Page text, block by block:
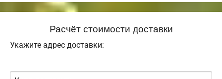
Расчёт стоимости доставки
Укажите адрес доставки: